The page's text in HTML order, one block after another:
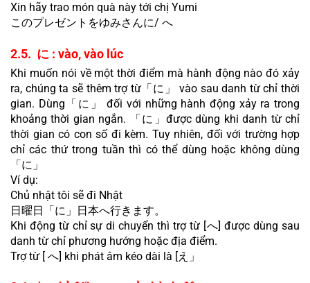
Xin hãy trao món quà này tới chị Yumi
このプレゼントをゆみさんに/ へ
2.5.  に : vào, vào lúc
Khi muốn nói về một thời điểm mà hành động nào đó xảy
ra, chúng ta sẽ thêm trợ từ「に」 vào sau danh từ chỉ thời
gian. Dùng「に」 đối với những hành động xảy ra trong
khoảng thời gian ngắn. 「に」được dùng khi danh từ chỉ
thời gian có con số đi kèm. Tuy nhiên, đối với trường hợp
chỉ các thứ trong tuần thì có thể dùng hoặc không dùng
「に」
Ví dụ:
Chủ nhật tôi sẽ đi Nhật
日曜日「に」日本へ行きます。
Khi động từ chỉ sự di chuyển thì trợ từ [へ] được dùng sau
danh từ chỉ phương hướng hoặc địa điểm.
Trợ từ [ へ] khi phát âm kéo dài là [え」